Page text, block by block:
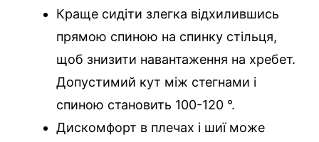
Краще сидіти злегка відхилившись
прямою спиною на спинку стільця,
щоб знизити навантаження на хребет.
Допустимий кут між стегнами і
спиною становить 100-120 °.
Дискомфорт в плечах і шиї може